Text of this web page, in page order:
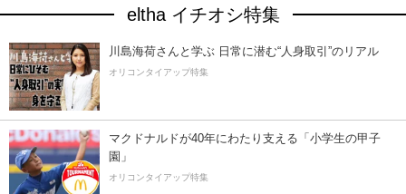
eltha イチオシ特集
川島海荷さんと学ぶ 日常に潜む“人身取引”のリアル
オリコンタイアップ特集
マクドナルドが40年にわたり支える「小学生の甲子
園」
オリコンタイアップ特集